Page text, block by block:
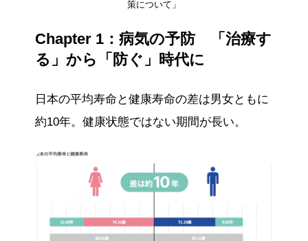
策について」
Chapter 1：病気の予防 「治療す
る」から「防ぐ」時代に
日本の平均寿命と健康寿命の差は男女ともに
約10年。健康状態ではない期間が長い。